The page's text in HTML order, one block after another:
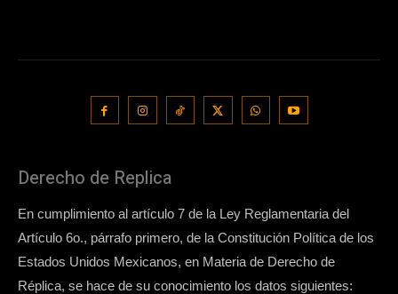
Derecho de Replica
En cumplimiento al artículo 7 de la Ley Reglamentaria del
Artículo 6o., párrafo primero, de la Constitución Política de los
Estados Unidos Mexicanos, en Materia de Derecho de
Réplica, se hace de su conocimiento los datos siguientes: